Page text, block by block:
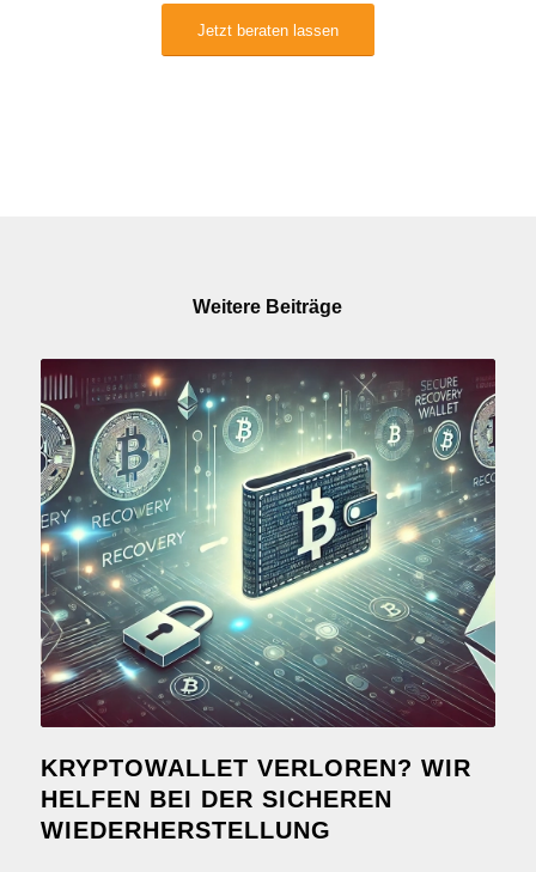
Jetzt beraten lassen
Weitere Beiträge
KRYPTOWALLET VERLOREN? WIR
HELFEN BEI DER SICHEREN
WIEDERHERSTELLUNG